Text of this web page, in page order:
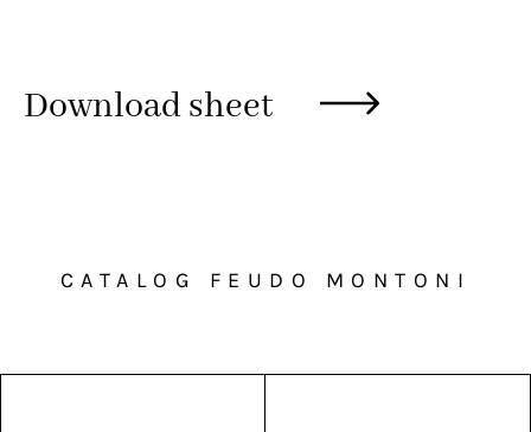
Download sheet
CATALOG FEUDO MONTONI